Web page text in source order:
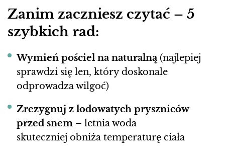
Zanim zaczniesz czytać – 5
szybkich rad:
Wymień pościel na naturalną (najlepiej
sprawdzi się len, który doskonale
odprowadza wilgoć)
Zrezygnuj z lodowatych pryszniców
przed snem – letnia woda
skuteczniej obniża temperaturę ciała